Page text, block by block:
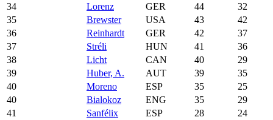
34
Lorenz GER 44
32
35
Brewster USA 43
42
36
Reinhardt GER 42
37
37
Stréli HUN 41
36
38
Licht CAN 40
29
39
Huber, A. AUT 39
35
40
Moreno ESP 35
25
40
Bialokoz ENG 35
29
41
Sanfélix ESP 28
24